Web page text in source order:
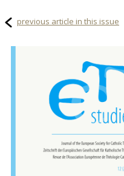
previous article in this issue